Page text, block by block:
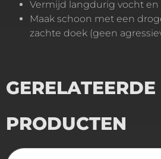
Vermijd langdurig vocht
Maak schoon met een
zachte doek (geen
GERELATEERDE
PRODUCTEN